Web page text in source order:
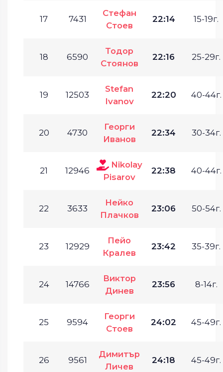
17 7431
Стефан
Стоев
22:14 15-19г.
18 6590
Тодор
Стоянов
22:16 25-29г.
19 12503
Stefan
Ivanov
22:20 40-44г.
20 4730
Георги
Иванов
22:34 30-34г.
21 12946
Nikolay
Pisarov
22:38 40-44г.
22 3633
Нейко
Плачков
23:06 50-54г.
23 12929
Пейо
Кралев
23:42 35-39г.
24 14766
Виктор
Динев
23:56 8-14г.
25 9594
Георги
Стоев
24:02 45-49г.
26 9561
Димитър
Личев
24:18 45-49г.